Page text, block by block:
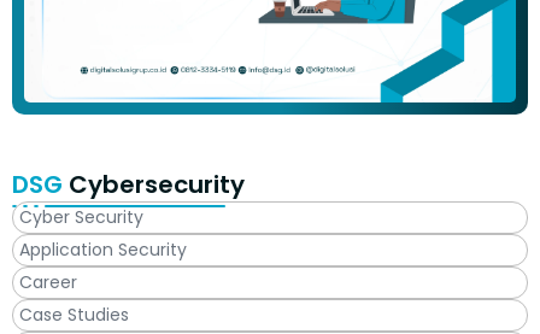
DSG Cybersecurity
Cyber Security
Application Security
Career
Case Studies